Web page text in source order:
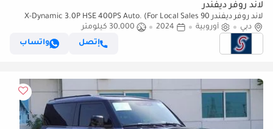
لاند روفر ديفندر
لاند روفر ديفندر 90 X-Dynamic 3.0P HSE 400PS Auto. (For Local Sales
plus 10% for Customs & VAT)
دبي أوروبية 2024
30,000 كيلومتر
إتصل
واتساب